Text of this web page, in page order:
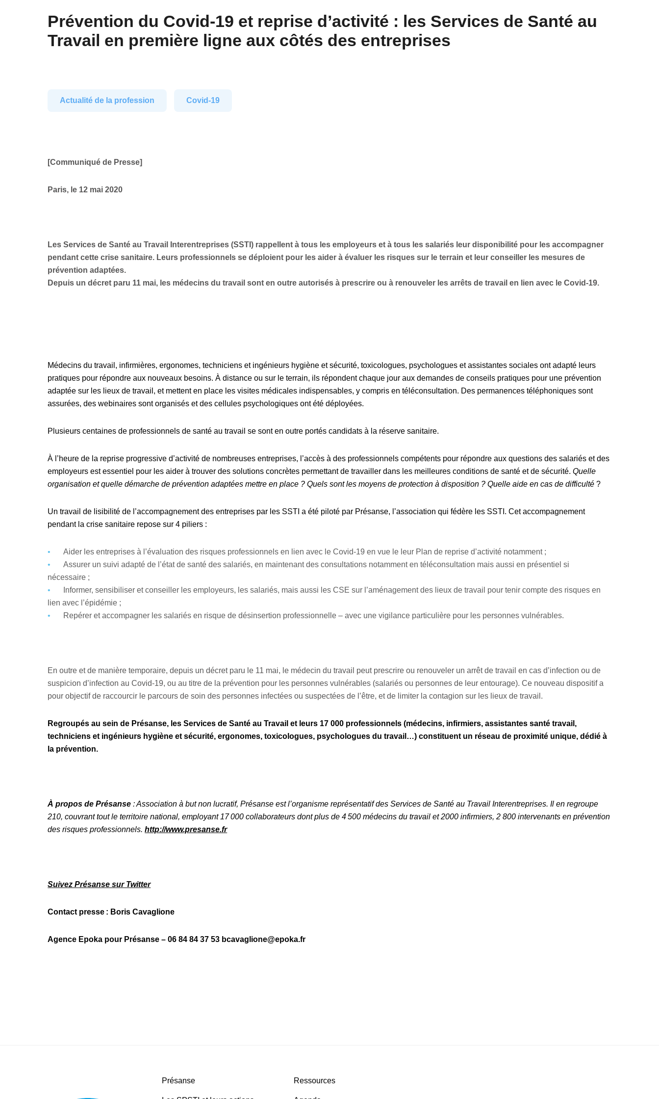
Prévention du Covid-19 et reprise d’activité : les Services de Santé au
Travail en première ligne aux côtés des entreprises
Actualité de la profession Covid-19
[Communiqué de Presse]
Paris, le 12 mai 2020
Les Services de Santé au Travail Interentreprises (SSTI) rappellent à tous les employeurs et à tous les salariés leur disponibilité pour les accompagner
pendant cette crise sanitaire. Leurs professionnels se déploient pour les aider à évaluer les risques sur le terrain et leur conseiller les mesures de
prévention adaptées.
Depuis un décret paru 11 mai, les médecins du travail sont en outre autorisés à prescrire ou à renouveler les arrêts de travail en lien avec le Covid-19.
Médecins du travail, infirmières, ergonomes, techniciens et ingénieurs hygiène et sécurité, toxicologues, psychologues et assistantes sociales ont adapté leurs
pratiques pour répondre aux nouveaux besoins. À distance ou sur le terrain, ils répondent chaque jour aux demandes de conseils pratiques pour une prévention
adaptée sur les lieux de travail, et mettent en place les visites médicales indispensables, y compris en téléconsultation. Des permanences téléphoniques sont
assurées, des webinaires sont organisés et des cellules psychologiques ont été déployées.
Plusieurs centaines de professionnels de santé au travail se sont en outre portés candidats à la réserve sanitaire.
À l’heure de la reprise progressive d’activité de nombreuses entreprises, l’accès à des professionnels compétents pour répondre aux questions des salariés et des
employeurs est essentiel pour les aider à trouver des solutions concrètes permettant de travailler dans les meilleures conditions de santé et de sécurité.Quelle
organisation et quelle démarche de prévention adaptées mettre en place ? Quels sont les moyens de protection à disposition ? Quelle aide en cas de difficulté ?
Un travail de lisibilité de l’accompagnement des entreprises par les SSTI a été piloté par Présanse, l’association qui fédère les SSTI. Cet accompagnement
pendant la crise sanitaire repose sur 4 piliers :
Aider les entreprises à l’évaluation des risques professionnels en lien avec le Covid-19 en vue le leur Plan de reprise d’activité notamment ;
Assurer un suivi adapté de l’état de santé des salariés, en maintenant des consultations notamment en téléconsultation mais aussi en présentiel si
nécessaire ;
Informer, sensibiliser et conseiller les employeurs, les salariés, mais aussi les CSE sur l’aménagement des lieux de travail pour tenir compte des risques en
lien avec l’épidémie ;
Repérer et accompagner les salariés en risque de désinsertion professionnelle – avec une vigilance particulière pour les personnes vulnérables.
En outre et de manière temporaire, depuis un décret paru le 11 mai, le médecin du travail peut prescrire ou renouveler un arrêt de travail en cas d’infection ou de
suspicion d’infection au Covid-19, ou au titre de la prévention pour les personnes vulnérables (salariés ou personnes de leur entourage). Ce nouveau dispositif a
pour objectif de raccourcir le parcours de soin des personnes infectées ou suspectées de l’être, et de limiter la contagion sur les lieux de travail.
Regroupés au sein de Présanse, les Services de Santé au Travail et leurs 17 000 professionnels (médecins, infirmiers, assistantes santé travail,
techniciens et ingénieurs hygiène et sécurité, ergonomes, toxicologues, psychologues du travail…) constituent un réseau de proximité unique, dédié à
la prévention.
À propos de Présanse : Association à but non lucratif, Présanse est l’organisme représentatif des Services de Santé au Travail Interentreprises. Il en regroupe
210, couvrant tout le territoire national, employant 17 000 collaborateurs dont plus de 4 500 médecins du travail et 2000 infirmiers, 2 800 intervenants en prévention
des risques professionnels.http://www.presanse.fr
Suivez Présanse sur Twitter
Contact presse : Boris Cavaglione
Agence Epoka pour Présanse – 06 84 84 37 53 bcavaglione@epoka.fr
Présanse Ressources